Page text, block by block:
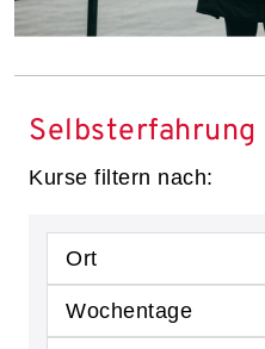
Selbsterfahrung
Kurse filtern nach:
Ort
Wochentage